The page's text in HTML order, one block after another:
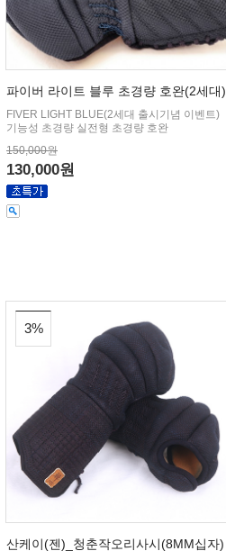
파이버 라이트 블루 초경량 호완(2세대)
FIVER LIGHT BLUE(2세대 출시기념 이벤트)
기능성 초경량 실전형 초경량 호완
150,000원
130,000원
3%
산케이(젠)_청춘작오리사시(8MM십자)